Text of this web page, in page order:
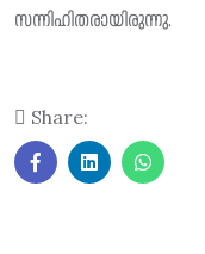
സന്നിഹിതരായിരുന്നു.
Share: